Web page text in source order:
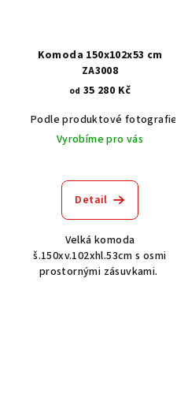
Bílá Bílá s patinou BT9001-A6
Komoda 150x102x53 cm
ZA3008
od 35 280 Kč
Podle produktové fotografie
Vyrobíme pro vás
Detail
Velká komoda
š.150xv.102xhl.53cm s osmi
prostornými zásuvkami.